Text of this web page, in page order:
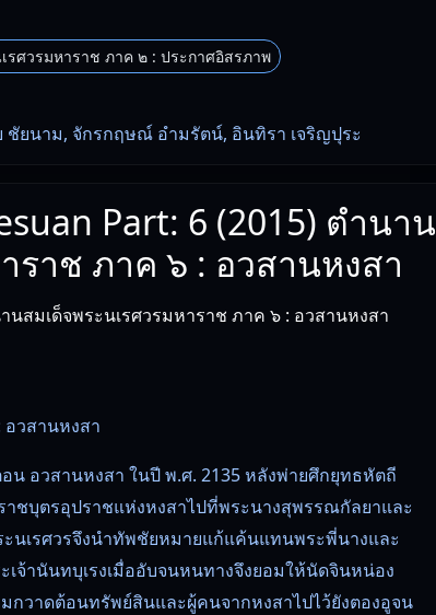
รศวรมหาราช ภาค ๒ : ประกาศอิสรภาพ
ยนาม, จักรกฤษณ์ อำมรัตน์, อินทิรา เจริญปุระ
Part: 6 (2015) ตํานาน
ราช ภาค ๖ : อวสานหงสา
นสมเด็จพระนเรศวรมหาราช ภาค ๖ : อวสานหงสา
อวสานหงสา
น อวสานหงสา ในปี พ.ศ. 2135 หลังพ่ายศึกยุทธหัตถี
าชบุตรอุปราชแห่งหงสาไปที่พระนางสุพรรณกัลยาและ
นเรศวรจึงนำทัพชัยหมายแก้แค้นแทนพระพี่นางและ
เจ้านันทบุเรงเมื่ออับจนหนทางจึงยอมให้นัดจินหน่อง
กวาดต้อนทรัพย์สินและผู้คนจากหงสาไปไว้ยังตองอูจน